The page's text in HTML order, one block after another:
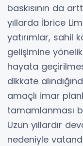
baskısının da
yıllarda İbrice
yatırımlar, sahil
gelişimine
hayata
dikkate
amaçlı imar
tamamlanması
Uzun yıllardır
nedeniyle